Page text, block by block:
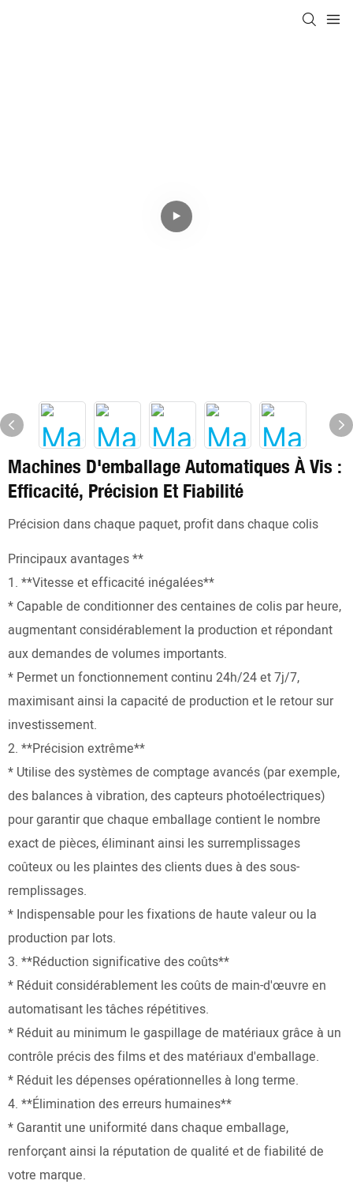
Machines D'emballage Automatiques À Vis :
Efficacité, Précision Et Fiabilité
Précision dans chaque paquet, profit dans chaque colis
Principaux avantages **
1. **Vitesse et efficacité inégalées**
* Capable de conditionner des centaines de colis par heure,
augmentant considérablement la production et répondant
aux demandes de volumes importants.
* Permet un fonctionnement continu 24h/24 et 7j/7,
maximisant ainsi la capacité de production et le retour sur
investissement.
2. **Précision extrême**
* Utilise des systèmes de comptage avancés (par exemple,
des balances à vibration, des capteurs photoélectriques)
pour garantir que chaque emballage contient le nombre
exact de pièces, éliminant ainsi les surremplissages
coûteux ou les plaintes des clients dues à des sous-
remplissages.
* Indispensable pour les fixations de haute valeur ou la
production par lots.
3. **Réduction significative des coûts**
* Réduit considérablement les coûts de main-d'œuvre en
automatisant les tâches répétitives.
* Réduit au minimum le gaspillage de matériaux grâce à un
contrôle précis des films et des matériaux d'emballage.
* Réduit les dépenses opérationnelles à long terme.
4. **Élimination des erreurs humaines**
* Garantit une uniformité dans chaque emballage,
renforçant ainsi la réputation de qualité et de fiabilité de
votre marque.